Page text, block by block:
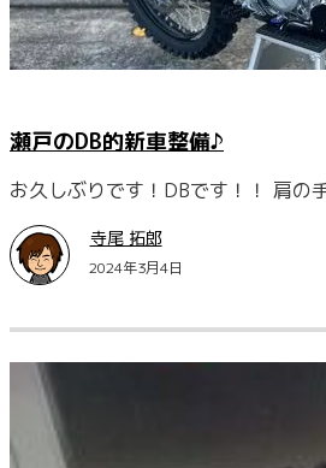
瀬戸のDB的新車整備♪
お久しぶりです！DBです！！ 肩
寺尾 拓郎
2024年3月4日